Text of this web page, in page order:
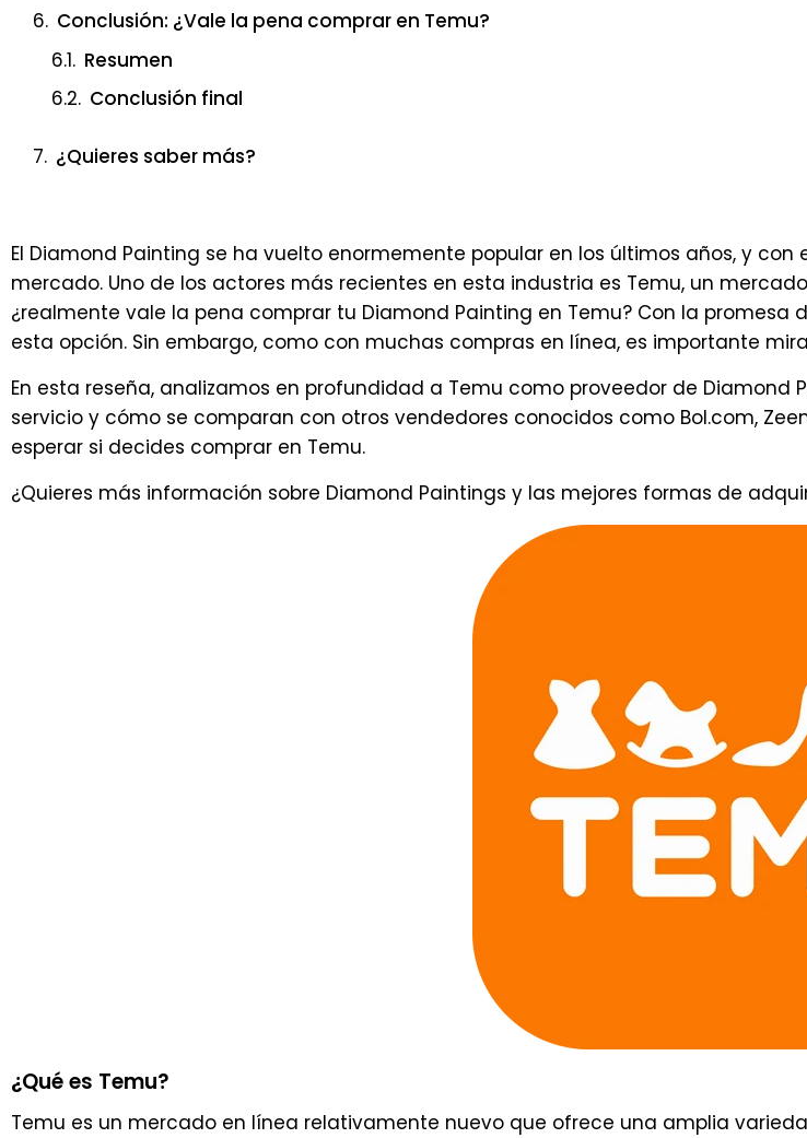
Conclusión: ¿Vale la pena comprar en Temu?
Resumen
Conclusión final
¿Quieres saber más?
El Diamond Painting se ha vuelto enormemente popular en los últimos años, y
mercado. Uno de los actores más recientes en esta industria es Temu, un
¿realmente vale la pena comprar tu Diamond Painting en Temu? Con la
esta opción. Sin embargo, como con muchas compras en línea, es importante
En esta reseña, analizamos en profundidad a Temu como proveedor de
servicio y cómo se comparan con otros vendedores conocidos como Bol.com,
esperar si decides comprar en Temu.
¿Quieres más información sobre Diamond Paintings y las mejores formas de
¿Qué es Temu?
Temu es un mercado en línea relativamente nuevo que ofrece una amplia